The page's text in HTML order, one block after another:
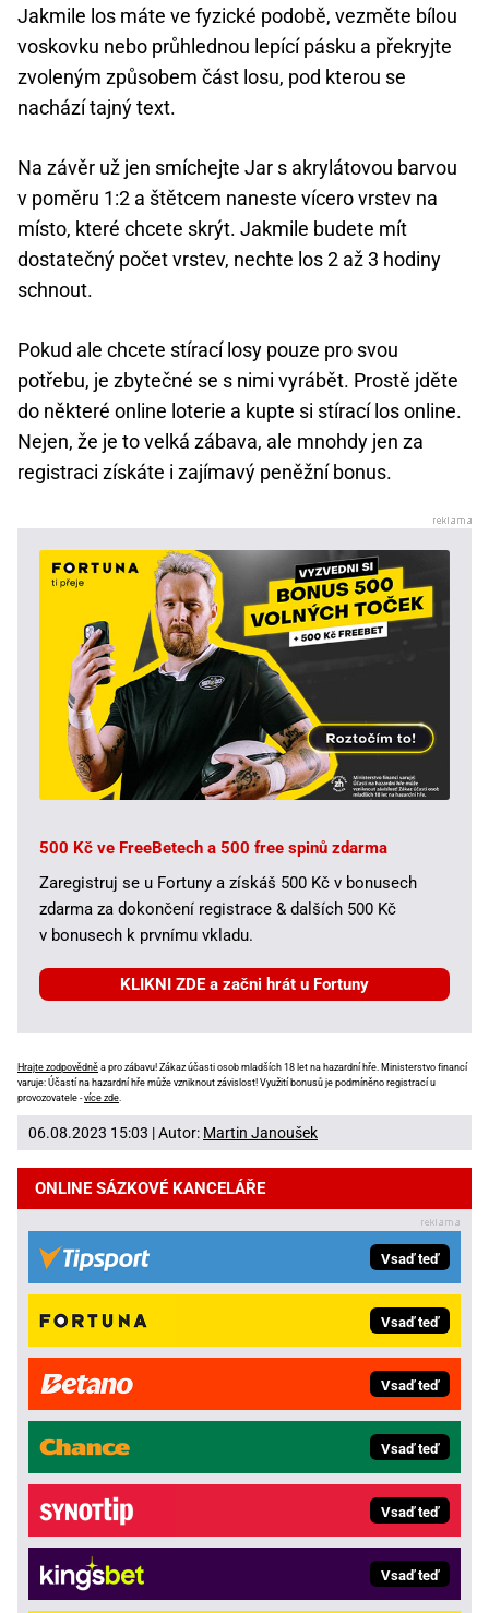
Jakmile los máte ve fyzické podobě, vezměte bílou
voskovku nebo průhlednou lepící pásku a překryjte
zvoleným způsobem část losu, pod kterou se
nachází tajný text.
Na závěr už jen smíchejte Jar s akrylátovou barvou
v poměru 1:2 a štětcem naneste vícero vrstev na
místo, které chcete skrýt. Jakmile budete mít
dostatečný počet vrstev, nechte los 2 až 3 hodiny
schnout.
Pokud ale chcete stírací losy pouze pro svou
potřebu, je zbytečné se s nimi vyrábět. Prostě jděte
do některé online loterie a kupte si stírací los online.
Nejen, že je to velká zábava, ale mnohdy jen za
registraci získáte i zajímavý peněžní bonus.
500 Kč ve FreeBetech a 500 free spinů zdarma
Zaregistruj se u Fortuny a získáš 500 Kč v bonusech
zdarma za dokončení registrace & dalších 500 Kč
v bonusech k prvnímu vkladu.
KLIKNI ZDE a začni hrát u Fortuny
Hrajte zodpovědně a pro zábavu! Zákaz účasti osob mladších 18 let na hazardní hře. Ministerstvo financí
varuje: Účastí na hazardní hře může vzniknout závislost! Využití bonusů je podmíněno registrací u
provozovatele -více zde.
06.08.2023 15:03 | Autor: Martin Janoušek
ONLINE SÁZKOVÉ KANCELÁŘE
Vsaď teď
Vsaď teď
Vsaď teď
Vsaď teď
Vsaď teď
Vsaď teď